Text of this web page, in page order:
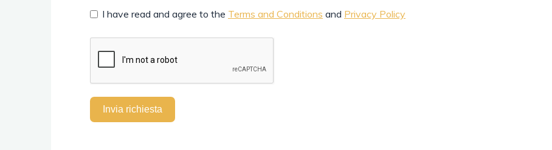
I have read and agree to the Terms and Conditions and Privacy Policy
Invia richiesta